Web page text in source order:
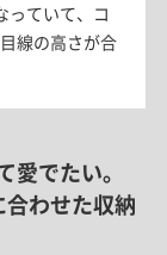
っていて、コ
線の高さが​合
でたい。
わせた収納